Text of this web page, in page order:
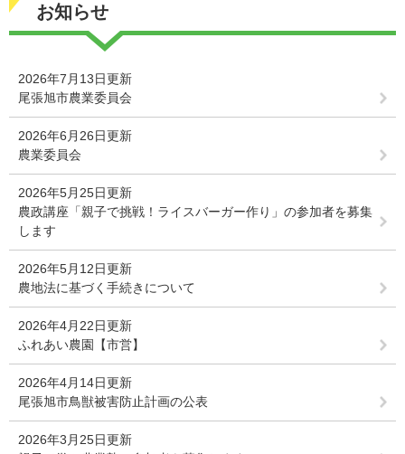
お知らせ
2026年7月13日更新
尾張旭市農業委員会
2026年6月26日更新
農業委員会
2026年5月25日更新
農政講座「親子で挑戦！ライスバーガー作り」の参加者を募集
します
2026年5月12日更新
農地法に基づく手続きについて
2026年4月22日更新
ふれあい農園【市営】
2026年4月14日更新
尾張旭市鳥獣被害防止計画の公表
2026年3月25日更新